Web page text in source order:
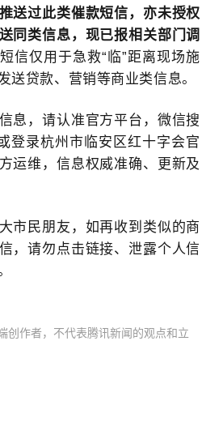
送过此类催款短信，亦未授权
同类信息，现已报相关部门调
信仅用于急救“临”距离现场施
送贷款、营销等商业类信息。
息，请认准官方平台，微信搜
登录杭州市临安区红十字会官
运维，信息权威准确、更新及
市民朋友，如再收到类似的商
，请勿点击链接、泄露个人信
创作者，不代表腾讯新闻的观点和立